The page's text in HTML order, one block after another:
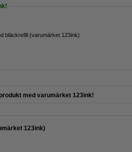
bläckrefill (varumärket 123ink)
med varumärket 123ink!
123ink)